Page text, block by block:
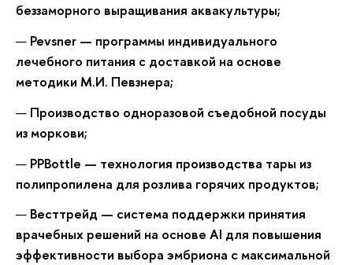
беззаморного выращивания аквакультуры;
Pevsner — программы индивидуального
лечебного питания с доставкой на основе
методики М.И. Певзнера;
Производство одноразовой съедобной посуды
из моркови;
PPBottle — технология производства тары из
полипропилена для розлива горячих продуктов;
Весттрейд — система поддержки принятия
врачебных решений на основе AI для повышения
эффективности выбора эмбриона с максимальной